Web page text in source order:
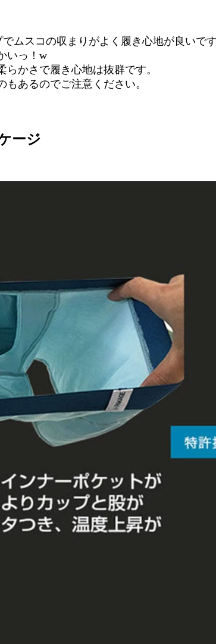
ムスコの収まりがよく履き心地が良いです
いっ！w
かさで履き心地は抜群です。
あるのでご注意ください。
ージ